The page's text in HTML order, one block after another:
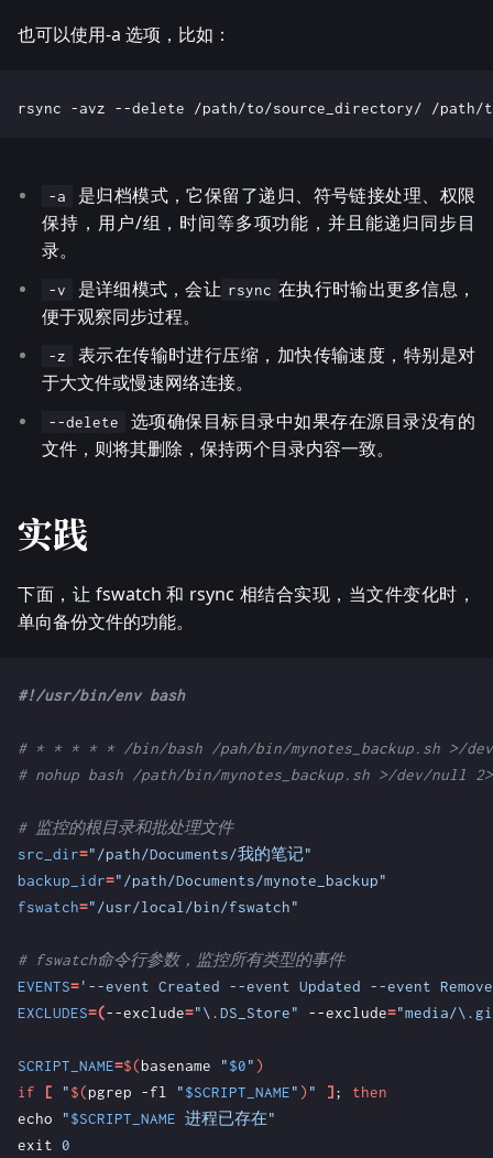
也可以使用-a 选项，比如：
-a
是归档模式，它保留了递归、符号链接处理、权限
保持，用户/组，时间等多项功能，并且能递归同步目
录。
-v 是详细模式，会让 rsync 在执行时输出更多信息，
便于观察同步过程。
-z
表示在传输时进行压缩，加快传输速度，特别是对
于大文件或慢速网络连接。
--delete
选项确保目标目录中如果存在源目录没有的
文件，则将其删除，保持两个目录内容一致。
实践
下面，让 fswatch 和 rsync 相结合实现，当文件变化时，
单向备份文件的功能。
# * * * * * /bin/bash /pah/bin/mynotes_backup.sh >/
# nohup bash /path/bin/mynotes_backup.sh >/dev/null
# 监控的根目录和批处理文件
src_dir="/path/Documents/我的笔记"
backup_idr="/path/Documents/mynote_backup"
fswatch="/usr/local/bin/fswatch"
# fswatch命令行参数，监控所有类型的事件
EVENTS='--event Created --event Updated --event
EXCLUDES=(--exclude="\.DS_Store" --exclude="media/
SCRIPT_NAME=$(basename "$0" )
if
[ "$(pgrep -fl "$SCRIPT_NAME" ) " ];
then
echo
"$SCRIPT_NAME 进程已存在"
exit 0